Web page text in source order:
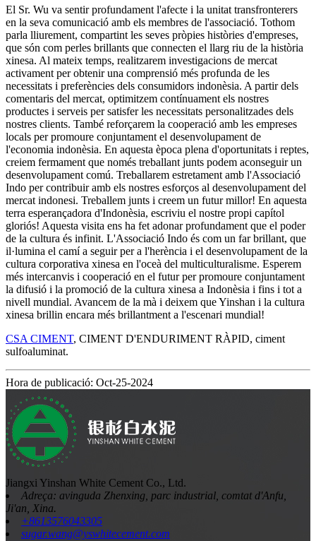
El Sr. Wu va sentir profundament l'afecte i la unitat transfronterers
en la seva comunicació amb els membres de l'associació. Tothom
parla lliurement, compartint les seves pròpies històries d'empreses,
que són com perles brillants que connecten el llarg riu de la història
xinesa. Al mateix temps, realitzarem investigacions de mercat
activament per obtenir una comprensió més profunda de les
necessitats i preferències dels consumidors indonèsia. A partir dels
comentaris del mercat, optimitzem contínuament els nostres
productes i serveis per satisfer les necessitats personalitzades dels
nostres clients. També reforçarem la cooperació amb les empreses
locals per promoure conjuntament el desenvolupament de
l'economia indonèsia. En aquesta època plena d'oportunitats i reptes,
creiem fermament que només treballant junts podem aconseguir un
desenvolupament comú. Treballarem estretament amb l'Associació
Indo per contribuir amb els nostres esforços al desenvolupament del
mercat indonesi. Treballem junts i creem un futur millor! En aquesta
terra esperançadora d'Indonèsia, escriviu el nostre propi capítol
gloriós! Aquesta visita ens ha fet adonar profundament que el poder
de la cultura és infinit. L'Associació Indo és com un far brillant, que
il·lumina el camí a seguir per a l'herència i el desenvolupament de la
cultura corporativa xinesa en l'oceà del multiculturalisme. Esperem
més intercanvis i cooperació en el futur per promoure conjuntament
la difusió i la promoció de la cultura xinesa a Indonèsia i fins i tot a
nivell mundial. Avancem de la mà i deixem que Yinshan i la cultura
xinesa brillin encara més brillantment a l'escenari mundial!
CSA CIMENT, CIMENT D'ENDURIMENT RÀPID, ciment
sulfoaluminat.
Hora de publicació: Oct-25-2024
Jiangxi Yinshan White Cement Co., Ltd.
Adreça: avinguda Zhenxing, parc industrial, comtat d'Anfu,
Ji'an, Xina.
+8613576043305
sugar.wang@yswhitecement.com